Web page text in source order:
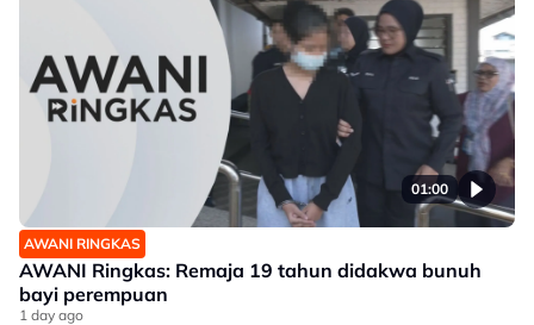
01:00
AWANI RINGKAS
AWANI Ringkas: Remaja 19 tahun didakwa bunuh
bayi perempuan
1 day ago